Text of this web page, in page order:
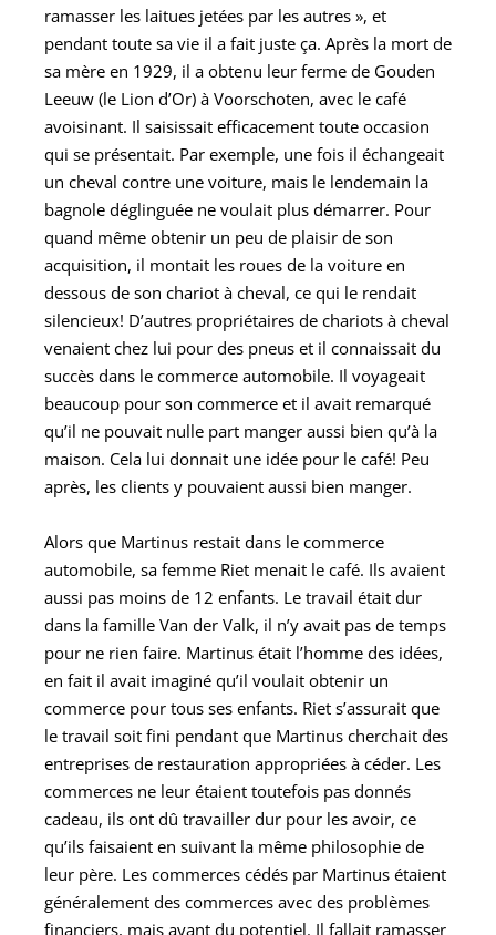
ramasser les laitues jetées par les autres », et
pendant toute sa vie il a fait juste ça. Après la mort de
sa mère en 1929, il a obtenu leur ferme de Gouden
Leeuw (le Lion d’Or) à Voorschoten, avec le café
avoisinant. Il saisissait efficacement toute occasion
qui se présentait. Par exemple, une fois il échangeait
un cheval contre une voiture, mais le lendemain la
bagnole déglinguée ne voulait plus démarrer. Pour
quand même obtenir un peu de plaisir de son
acquisition, il montait les roues de la voiture en
dessous de son chariot à cheval, ce qui le rendait
silencieux! D’autres propriétaires de chariots à cheval
venaient chez lui pour des pneus et il connaissait du
succès dans le commerce automobile. Il voyageait
beaucoup pour son commerce et il avait remarqué
qu’il ne pouvait nulle part manger aussi bien qu’à la
maison. Cela lui donnait une idée pour le café! Peu
après, les clients y pouvaient aussi bien manger.
Alors que Martinus restait dans le commerce
automobile, sa femme Riet menait le café. Ils avaient
aussi pas moins de 12 enfants. Le travail était dur
dans la famille Van der Valk, il n’y avait pas de temps
pour ne rien faire. Martinus était l’homme des idées,
en fait il avait imaginé qu’il voulait obtenir un
commerce pour tous ses enfants. Riet s’assurait que
le travail soit fini pendant que Martinus cherchait des
entreprises de restauration appropriées à céder. Les
commerces ne leur étaient toutefois pas donnés
cadeau, ils ont dû travailler dur pour les avoir, ce
qu’ils faisaient en suivant la même philosophie de
leur père. Les commerces cédés par Martinus étaient
généralement des commerces avec des problèmes
financiers, mais ayant du potentiel. Il fallait ramasser